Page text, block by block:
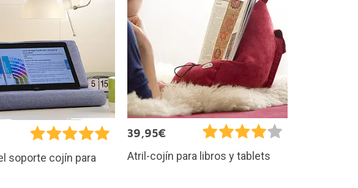
soporte cojín para
39,95€
Atril-cojín para libros y tablets